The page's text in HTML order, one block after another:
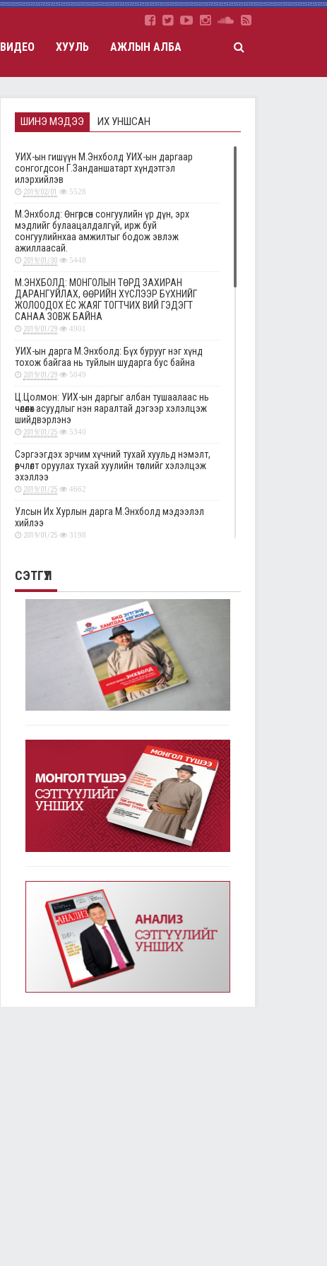
ВИДЕО ХУУЛЬ АЖЛЫН АЛБА
ШИНЭ МЭДЭЭ ИХ УНШСАН
УИХ-ын гишүүн М.Энхболд УИХ-ын даргаар
сонгогдсон Г.Занданшатарт хүндэтгэл
илэрхийлэв
2019/02/01 5528
М.Энхболд: Өнгөрсөн сонгуулийн үр дүн, эрх
мэдлийг булаацалдалгүй, ирж буй
сонгуулийнхаа амжилтыг бодож эвлэж
ажиллаасай.
2019/01/30 5448
М.ЭНХБОЛД: МОНГОЛЫН ТӨРД ЗАХИРАН
ДАРАНГУЙЛАХ, ӨӨРИЙН ХҮСЛЭЭР БҮХНИЙГ
ЖОЛООДОХ ЁС ЖАЯГ ТОГТЧИХ ВИЙ ГЭДЭГТ
САНАА ЗОВЖ БАЙНА
2019/01/29 4901
УИХ-ын дарга М.Энхболд: Бүх бурууг нэг хүнд
тохож байгаа нь туйлын шударга бус байна
2019/01/29 5049
Ц.Цолмон: УИХ-ын даргыг албан тушаалаас нь
чөлөөлөх асуудлыг нэн яаралтай дэгээр хэлэлцэж
шийдвэрлэнэ
2019/01/25 5340
Сэргээгдэх эрчим хүчний тухай хуульд нэмэлт,
өөрчлөлт оруулах тухай хуулийн төслийг хэлэлцэж
эхэллээ
2019/01/25 4662
Улсын Их Хурлын дарга М.Энхболд мэдээлэл
хийлээ
2019/01/25 3198
холбоотой тогтоолын төслүүдийн анхны
хэлэлцүүлгийг дэмжлээ
2019/01/25 2876
Улсын Их Хурлын тогтоолын төслүүдийг эцсийн
хэлэлцүүлэгт шилжүүлэв
2019/01/24 2334
УИХ-ын дарга М.Энхболдын гаргасан зарчмын
зөрүүтэй санал гишүүдийн 72.7 хувийн дэмжлэг
2019/01/21 3344
УИХ-ын энэ долоо хоногийн үйл ажиллагааны
хуваарь /2019.01.21-25/
2019/01/21
УИХ-ын чуулганы хуралдааны дэгийн тухай
хуульд нэмэлт оруулах тухай хуулийг баталж,
дөрвөн хуулийн төслийг анхны хэлэлцүүлэгт
шилжүүллээ
холбогдсон тогтоолын төслүүдийг анхны
хэлэлцүүлэгт шилжүүлэв
2019/01/18 2363
Улсын Их Хурал - Энэ долоо хоногт /2019.01.07-
3231
УИХ-ын энэ долоо хоногийн үйл ажиллагааны
хуваарь /2019.01.14-01.18/
СЭТГҮҮЛ